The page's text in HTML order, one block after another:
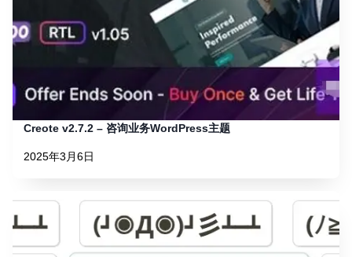
Creote v2.7.2 – 咨询业务WordPress主题
2025年3月6日